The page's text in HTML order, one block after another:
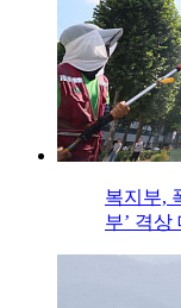
복지부,
부’ 격상